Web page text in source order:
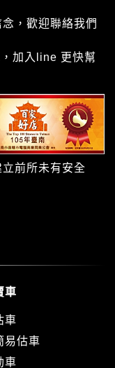
，歡迎聯絡我們
加入line 更快幫
前所未有安全
車
車
易估車
車